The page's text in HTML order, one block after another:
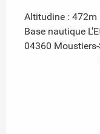
Altitudine : 472m
Base nautique
04360